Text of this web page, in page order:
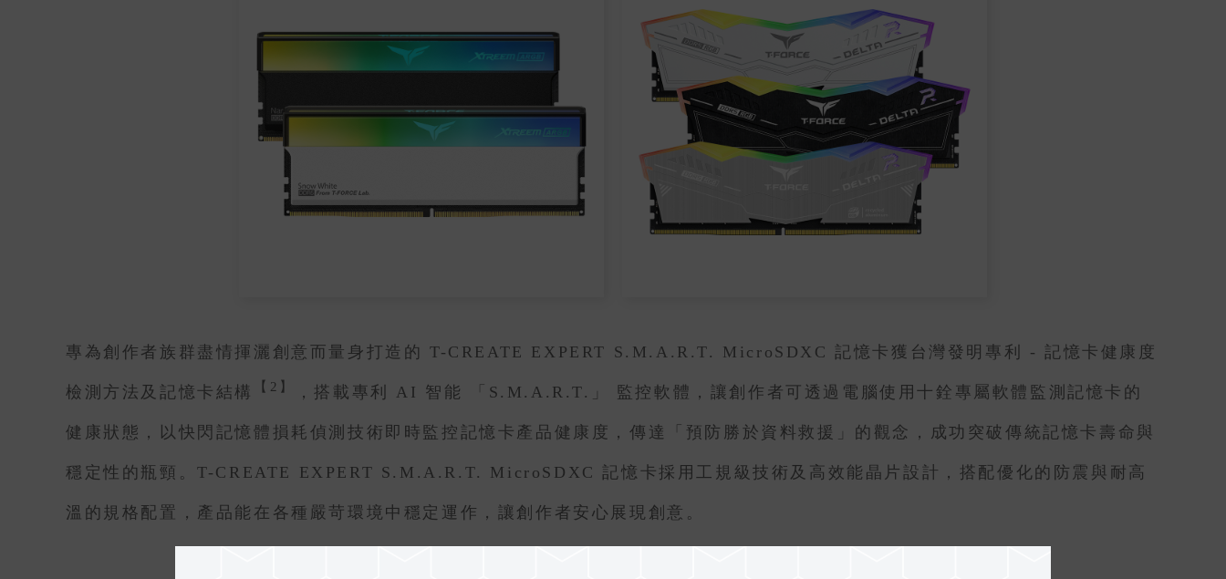
專為創作者族群盡情揮灑創意而量身打造的 T-CREATE EXPERT S.M.A.R.T. MicroSDXC 記憶卡獲台灣發明專利 - 記憶卡健康度
檢測方法及記憶卡結構 【2】 ，搭載專利 AI 智能 「S.M.A.R.T.」 監控軟體，讓創作者可透過電腦使用十銓專屬軟體監測記憶卡的
健康狀態，以快閃記憶體損耗偵測技術即時監控記憶卡產品健康度，傳達「預防勝於資料救援」的觀念，成功突破傳統記憶卡壽命與
穩定性的瓶頸。T-CREATE EXPERT S.M.A.R.T. MicroSDXC 記憶卡採用工規級技術及高效能晶片設計，搭配優化的防震與耐高
溫的規格配置，產品能在各種嚴苛環境中穩定運作，讓創作者安心展現創意。